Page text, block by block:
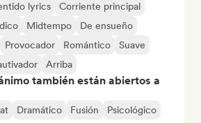
lyrics
Corriente principal
Midtempo
De ensueño
Provocador Romántico
Suave
Arriba
también están abiertos a
Dramático Fusión
Psicológico